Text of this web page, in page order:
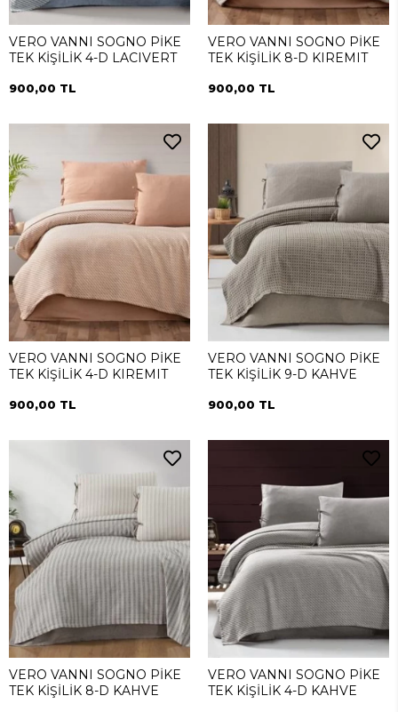
VERO VANNI SOGNO PİKE
TEK KİŞİLİK 4-D LACIVERT
900,00 TL
VERO VANNI SOGNO PİKE
TEK KİŞİLİK 8-D KIREMIT
900,00 TL
VERO VANNI SOGNO PİKE
TEK KİŞİLİK 4-D KIREMIT
900,00 TL
VERO VANNI SOGNO PİKE
TEK KİŞİLİK 9-D KAHVE
900,00 TL
VERO VANNI SOGNO PİKE
TEK KİŞİLİK 8-D KAHVE
VERO VANNI SOGNO PİKE
TEK KİŞİLİK 4-D KAHVE